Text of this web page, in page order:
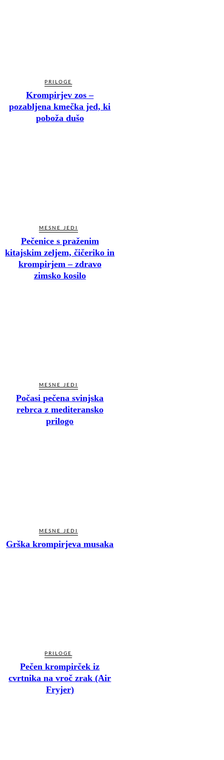
PRILOGE
Krompirjev zos –
pozabljena kmečka jed, ki
poboža dušo
MESNE JEDI
Pečenice s praženim
kitajskim zeljem, čičeriko in
krompirjem – zdravo
zimsko kosilo
MESNE JEDI
Počasi pečena svinjska
rebrca z mediteransko
prilogo
MESNE JEDI
Grška krompirjeva musaka
PRILOGE
Pečen krompirček iz
cvrtnika na vroč zrak (Air
Fryjer)